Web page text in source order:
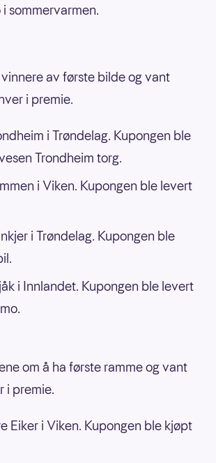
sommervarmen.
av første bilde og vant
i premie.
i Trøndelag. Kupongen ble
Trondheim torg.
i Viken. Kupongen ble levert
i Trøndelag. Kupongen ble
i Innlandet. Kupongen ble levert
om å ha første ramme og vant
i premie.
Eiker i Viken. Kupongen ble kjøpt